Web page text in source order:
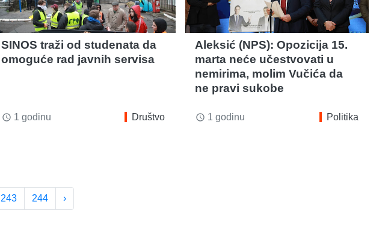
SINOS traži od studenata da
omoguće rad javnih servisa
access_time 1 godinu Društvo
Aleksić (NPS): Opozicija 15.
marta neće učestvovati u
nemirima, molim Vučića da
ne pravi sukobe
access_time 1 godinu Politika
243 244 ›